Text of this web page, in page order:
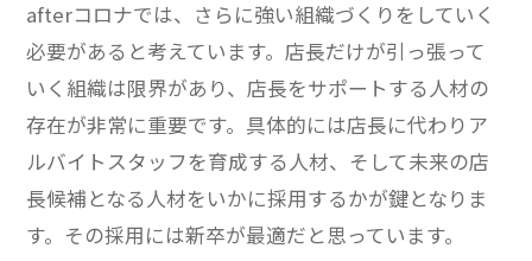
afterコロナでは、さらに強い組織づくりをしていく
必要があると考えています。店長だけが引っ張って
いく組織は限界があり、店長をサポートする人材の
存在が非常に重要です。具体的には店長に代わりア
ルバイトスタッフを育成する人材、そして未来の店
長候補となる人材をいかに採用するかが鍵となりま
す。その採用には新卒が最適だと思っています。